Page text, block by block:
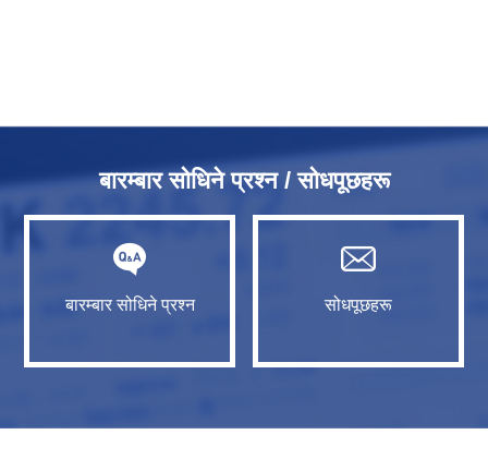
बारम्बार सोधिने प्रश्न / सोधपूछहरू
बारम्बार सोधिने प्रश्न सोधपूछहरू